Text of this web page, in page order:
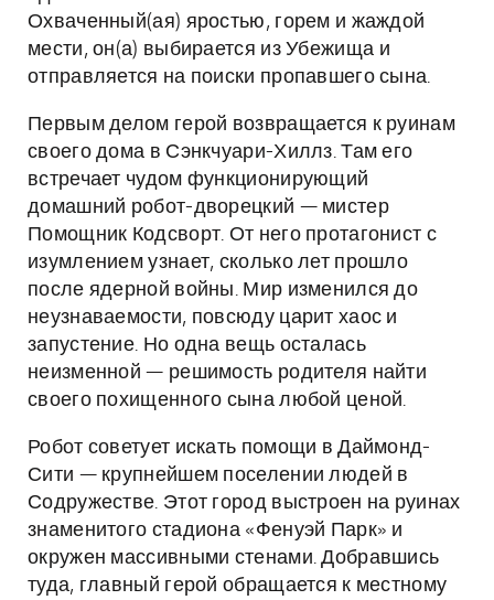
Охваченный(ая) яростью, горем и жаждой
мести, он(а) выбирается из Убежища и
отправляется на поиски пропавшего сына.
Первым делом герой возвращается к руинам
своего дома в Сэнкчуари-Хиллз. Там его
встречает чудом функционирующий
домашний робот-дворецкий — мистер
Помощник Кодсворт. От него протагонист с
изумлением узнает, сколько лет прошло
после ядерной войны. Мир изменился до
неузнаваемости, повсюду царит хаос и
запустение. Но одна вещь осталась
неизменной — решимость родителя найти
своего похищенного сына любой ценой.
Робот советует искать помощи в Даймонд-
Сити — крупнейшем поселении людей в
Содружестве. Этот город выстроен на руинах
знаменитого стадиона «Фенуэй Парк» и
окружен массивными стенами. Добравшись
туда, главный герой обращается к местному